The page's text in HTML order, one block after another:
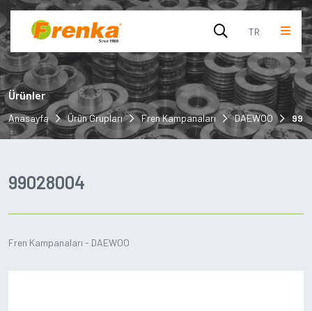
TR
English
Turkish
Ürünler
Anasayfa Ürün Grupları Fren Kampanaları DAEWOO
99028004
Fren Kampanaları - DAEWOO